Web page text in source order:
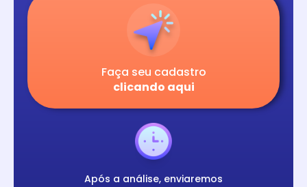
Faça seu cadastro
clicando aqui
Após a análise, enviaremos